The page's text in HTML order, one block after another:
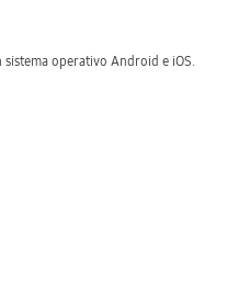
operativo Android e iOS.